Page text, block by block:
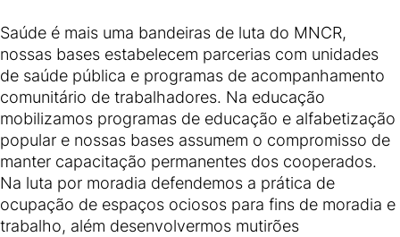
Saúde é mais uma bandeiras de luta do MNCR,
nossas bases estabelecem parcerias com unidades
de saúde pública e programas de acompanhamento
comunitário de trabalhadores. Na educação
mobilizamos programas de educação e alfabetização
popular e nossas bases assumem o compromisso de
manter capacitação permanentes dos cooperados.
Na luta por moradia defendemos a prática de
ocupação de espaços ociosos para fins de moradia e
trabalho, além desenvolvermos mutirões